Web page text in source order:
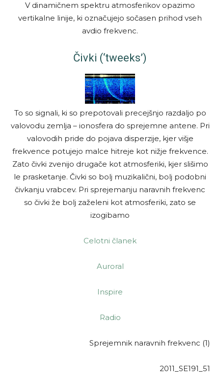
V dinamičnem spektru atmosferikov opazimo
vertikalne linije, ki označujejo sočasen prihod vseh
avdio frekvenc.
Čivki (‘tweeks’)
To so signali, ki so prepotovali precejšnjo razdaljo po
valovodu zemlja – ionosfera do sprejemne antene. Pri
valovodih pride do pojava disperzije, kjer višje
frekvence potujejo malce hitreje kot nižje frekvence.
Zato čivki zvenijo drugače kot atmosferiki, kjer slišimo
le prasketanje. Čivki so bolj muzikalični, bolj podobni
čivkanju vrabcev. Pri sprejemanju naravnih frekvenc
so čivki že bolj zaželeni kot atmosferiki, zato se
izogibamo
Celotni članek
Auroral
Inspire
Radio
Sprejemnik naravnih frekvenc (1)
2011_SE191_51